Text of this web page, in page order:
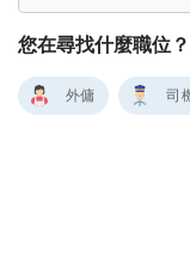
您在尋找什麼職位？
外傭 司